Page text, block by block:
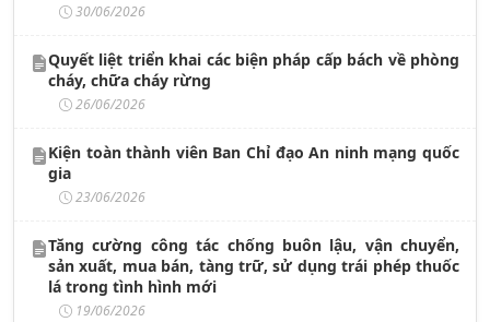
30/06/2026
Quyết liệt triển khai các biện pháp cấp bách về phòng
cháy, chữa cháy rừng
26/06/2026
Kiện toàn thành viên Ban Chỉ đạo An ninh mạng quốc
gia
23/06/2026
Tăng cường công tác chống buôn lậu, vận chuyển,
sản xuất, mua bán, tàng trữ, sử dụng trái phép thuốc
lá trong tình hình mới
19/06/2026